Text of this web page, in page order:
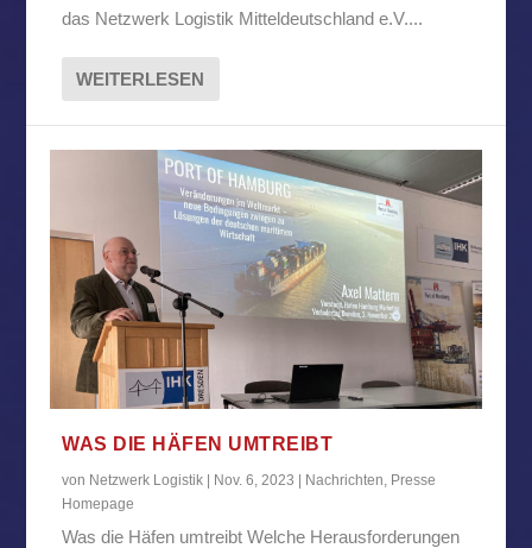
das Netzwerk Logistik Mitteldeutschland e.V....
WEITERLESEN
WAS DIE HÄFEN UMTREIBT
von Netzwerk Logistik | Nov. 6, 2023 | Nachrichten Presse
Homepage
Was die Häfen umtreibt Welche Herausforderungen